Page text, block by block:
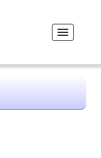
Desplegar
navegación